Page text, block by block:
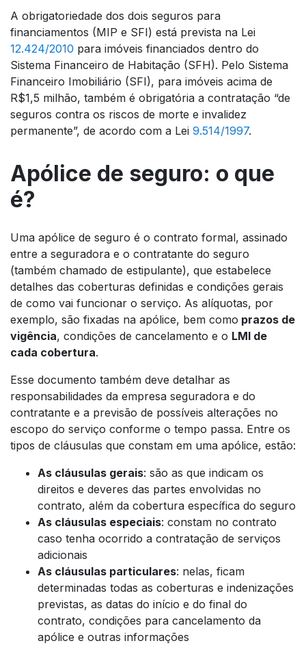
A obrigatoriedade dos dois seguros para
financiamentos (MIP e SFI) está prevista na Lei
12.424/2010 para imóveis financiados dentro do
Sistema Financeiro de Habitação (SFH). Pelo Sistema
Financeiro Imobiliário (SFI), para imóveis acima de
R$1,5 milhão, também é obrigatória a contratação “de
seguros contra os riscos de morte e invalidez
permanente”, de acordo com a Lei 9.514/1997.
Apólice de seguro: o que
é?
Uma apólice de seguro é o contrato formal, assinado
entre a seguradora e o contratante do seguro
(também chamado de estipulante), que estabelece
detalhes das coberturas definidas e condições gerais
de como vai funcionar o serviço. As alíquotas, por
exemplo, são fixadas na apólice, bem como prazos de
vigência, condições de cancelamento e o LMI de
cada cobertura.
Esse documento também deve detalhar as
responsabilidades da empresa seguradora e do
contratante e a previsão de possíveis alterações no
escopo do serviço conforme o tempo passa. Entre os
tipos de cláusulas que constam em uma apólice, estão:
As cláusulas gerais: são as que indicam os
direitos e deveres das partes envolvidas no
contrato, além da cobertura específica do seguro
As cláusulas especiais: constam no contrato
caso tenha ocorrido a contratação de serviços
adicionais
As cláusulas particulares: nelas, ficam
determinadas todas as coberturas e indenizações
previstas, as datas do início e do final do
contrato, condições para cancelamento da
apólice e outras informações